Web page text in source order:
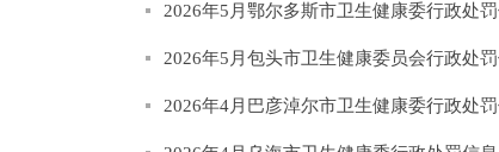
2026年5月鄂尔多斯市卫生健康委行政处
2026年5月包头市卫生健康委员会行政处
2026年4月巴彦淖尔市卫生健康委行政处